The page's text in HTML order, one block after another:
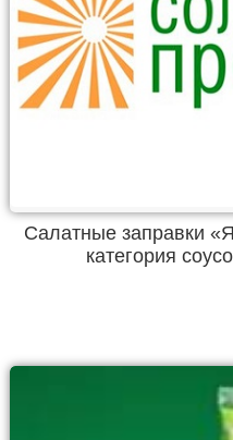
Салатные заправки
категория